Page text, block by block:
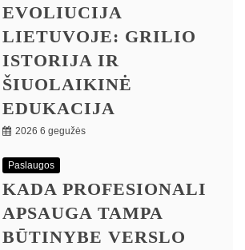
EVOLIUCIJA
LIETUVOJE: GRILIO
ISTORIJA IR
ŠIUOLAIKINĖ
EDUKACIJA
2026 6 gegužės
Paslaugos
KADA PROFESIONALI
APSAUGA TAMPA
BŪTINYBE VERSLO